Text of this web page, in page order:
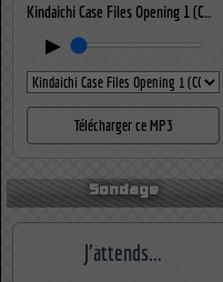
Kindaichi Case Files Opening 1 (CONFUSED MEMORIES)
▶
Télécharger ce MP3
Sondage
J'attends...